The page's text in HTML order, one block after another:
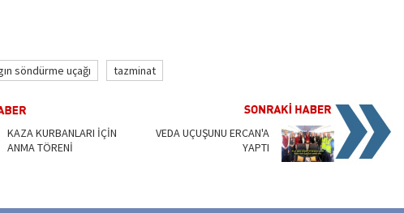
söndürme uçağı tazminat
KAZA KURBANLARI İÇİN
ANMA TÖRENİ
VEDA UÇUŞUNU ERCAN'A
YAPTI